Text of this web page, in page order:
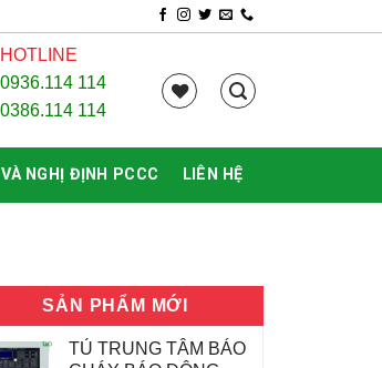
HOTLINE
0936.114 114
0386.114 114
NGHỊ ĐỊNH PCCC LIÊN HỆ
SẢN PHẨM MỚI
TỦ TRUNG TÂM BÁO